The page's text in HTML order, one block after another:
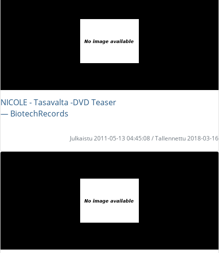
NICOLE - Tasavalta -DVD Teaser
― BiotechRecords
Julkaistu 2011-05-13 04:45:08 / Tallennettu 2018-03-16